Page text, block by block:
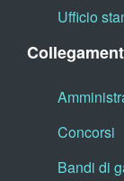
Ufficio
Concorsi
Bandi di